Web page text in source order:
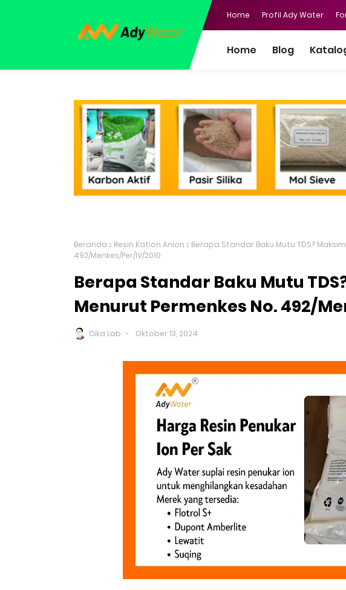
Home Profil Ady Water
Home Blog
Beranda Resin Kation Anion
Berapa Standar Baku Mutu TDS?
492/Menkes/Per/IV/2010
Berapa Standar Baku Mutu
Menurut Permenkes No. 492/
Cika Lab Oktober 13, 2024